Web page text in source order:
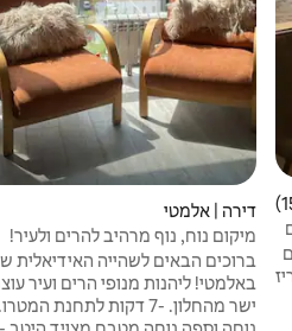
5, 15 ביקורות
דירה | אלמטי
מיקום נוח, נוף מרהיב להרים ולעיר!
ברוכים הבאים לשהייה האידיאלית
באלמטי! ליהנות מנופי הרים ועיר
ישר מהחלון. -7 דקות לתחנת